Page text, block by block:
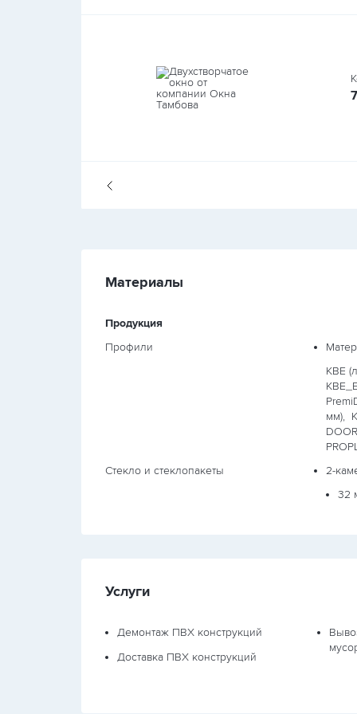
Материалы
Продукция
Профили
KBE
мм),
Стекло и стеклопакеты
2-
32
Услуги
Демонтаж ПВХ конструкций
Доставка ПВХ конструкций